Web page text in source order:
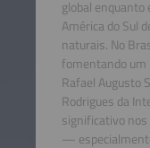
global
América do Sul
naturais. No
fomentando um
Rafael Augusto
Rodrigues da
significativo
—